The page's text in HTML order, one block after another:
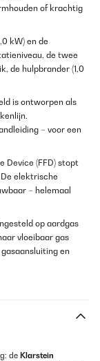
of krachtig
kW) en de
de twee
de hulpbrander (1,0
is ontworpen als
– voor een
Device (FFD) stopt
elektrische
– helemaal
op aardgas
vloeibaar gas
en
de Klarstein